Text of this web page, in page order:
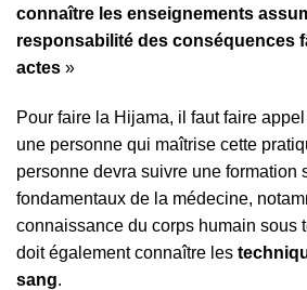
connaître les enseignements
responsabilité des conséquences
actes »
Pour faire la Hijama, il faut faire
une personne qui maîtrise cette
personne devra suivre une formation
fondamentaux de la médecine,
connaissance du corps humain sous
doit également connaître les
sang.